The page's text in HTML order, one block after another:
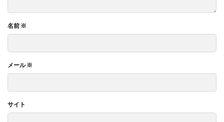
名前 ※
メール※
サイト